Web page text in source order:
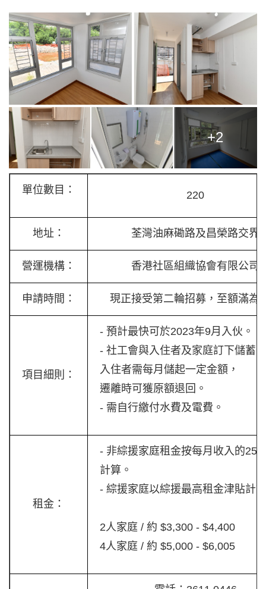
+2
單位數目： 220
地址： 荃灣油麻磡路及昌榮路交界
營運機構： 香港社區組織協會有限公司
申請時間： 現正接受第二輪招募，至額滿為
項目細則：
- 預計最快可於2023年9月入伙。
- 社工會與入住者及家庭訂下儲蓄
入住者需每月儲起一定金額，
遷離時可獲原額退回。
- 需自行繳付水費及電費。
租金：
- 非綜援家庭租金按每月收入的25%
計算。
- 綜援家庭以綜援最高租金津貼計
2人家庭 / 約 $3,300 - $4,400
4人家庭 / 約 $5,000 - $6,005